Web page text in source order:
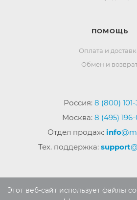
ПОМОЩЬ
Оплата и
Обмен и
Россия: 8 (800)
Москва: 8 (495)
Отдел продаж: info
Тех. поддержка: support
2022-2026 © Интернет
Этот веб-сайт использует файлы